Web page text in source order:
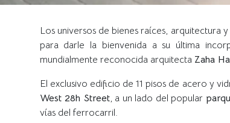
Los universos de bienes raíces, arquitectura
para darle la bienvenida a su última
mundialmente reconocida arquitecta Zaha
El exclusivo edificio de 11 pisos de acero y
West 28h Street, a un lado del popular
vías del ferrocarril.